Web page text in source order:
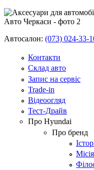
Автосалон: (073) 024-33-
Контакти
Склад авто
Запис на сервіс
Trade-in
Відеоогляд
Тест-Драйв
Про Hyundai
Про бренд